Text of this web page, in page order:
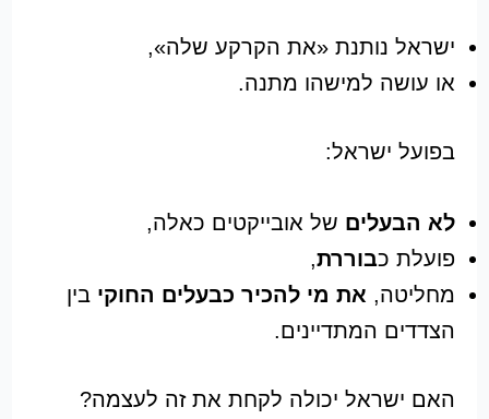
ישראל נותנת «את הקרקע שלה»,
או עושה למישהו מתנה.
בפועל ישראל:
לא הבעלים של אובייקטים כאלה,
פועלת כבוררת,
מחליטה, את מי להכיר כבעלים החוקי בין
הצדדים המתדיינים.
האם ישראל יכולה לקחת את זה לעצמה?